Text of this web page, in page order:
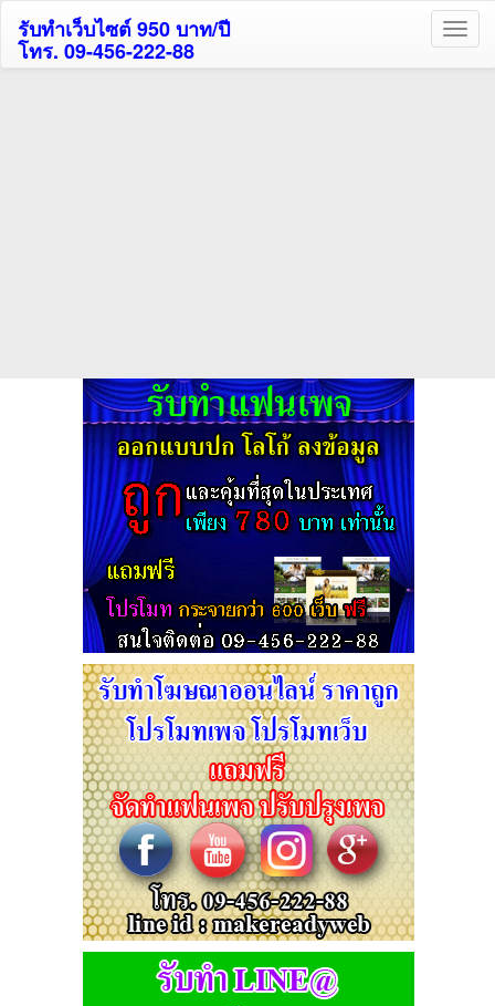
รับทำเว็บไซต์ 950 บาท/ปี
โทร. 09-456-222-88